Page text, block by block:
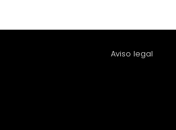
Aviso legal